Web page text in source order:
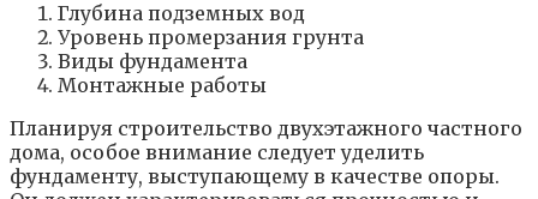
Глубина подземных вод
Уровень промерзания грунта
Виды фундамента
Монтажные работы
Планируя строительство двухэтажного частного
дома, особое внимание следует уделить
фундаменту, выступающему в качестве опоры.